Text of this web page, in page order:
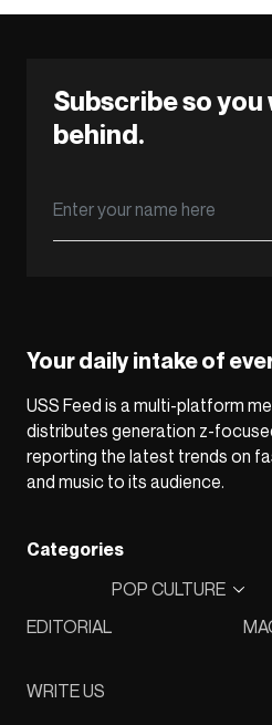
Subscribe so
behind.
Your daily intake of
USS Feed is a multi-platform
distributes generation z-
reporting the latest trends on
and music to its audience.
Categories
EDITORIAL
POP CULTURE
WRITE US